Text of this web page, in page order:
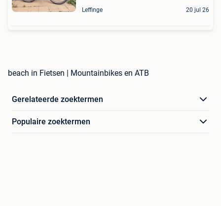
Leffinge 20 jul 26
beach in Fietsen | Mountainbikes en ATB
Gerelateerde zoektermen
Populaire zoektermen